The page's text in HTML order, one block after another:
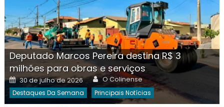
Deputado Marcos Pereira destina R$ 3
milhões para obras e serviços
Posted
on
30 de julho de 2026 Author
O Colinense
Destaques Da Semana Principais Notícias